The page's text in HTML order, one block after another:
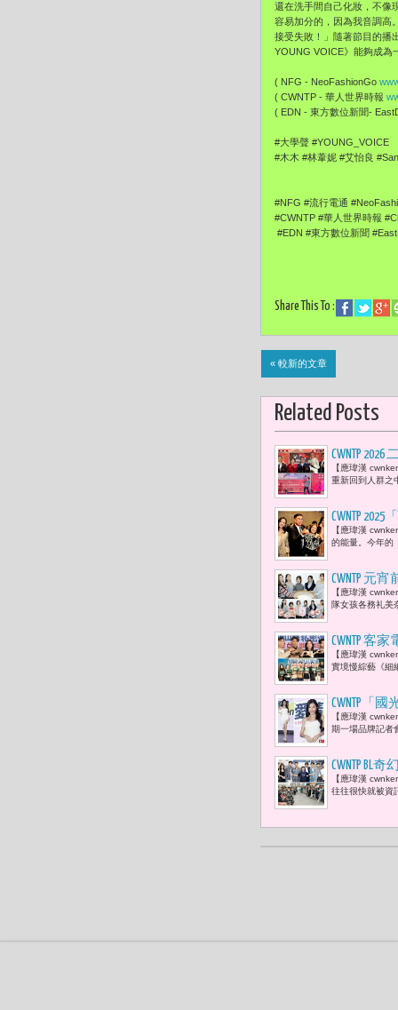
還在洗手間自己化妝，不像
容易加分的，因為我音調高
接受失敗！」隨著節目的播
YOUNG VOICE》能夠成為
( NFG - NeoFashionGo
( CWNTP - 華人世界時報
( EDN - 東方數位新聞-
#大學聲 #YOUNG_VOICE
#木木 #林葦妮 #艾怡良
#NFG #流行電通
#CWNTP #華人世界時報
#EDN #東方數位新聞
Share This To :
« 較新的文章
Related Posts
CWNTP
歌手熱力
【應瑋漢
重新回到人群之
CWNTP
況空前 「
【應瑋漢
的能量。今年的
CWNTP 元
棠 為孤單
【應瑋漢
隊女孩各務礼美
CWNTP 客
優賢，以
【應瑋漢
實境慢綜藝《細
CWNTP「
【應瑋漢
期一場品牌記者
CWNTP
轉舵啟航
【應瑋漢
往往很快就被資